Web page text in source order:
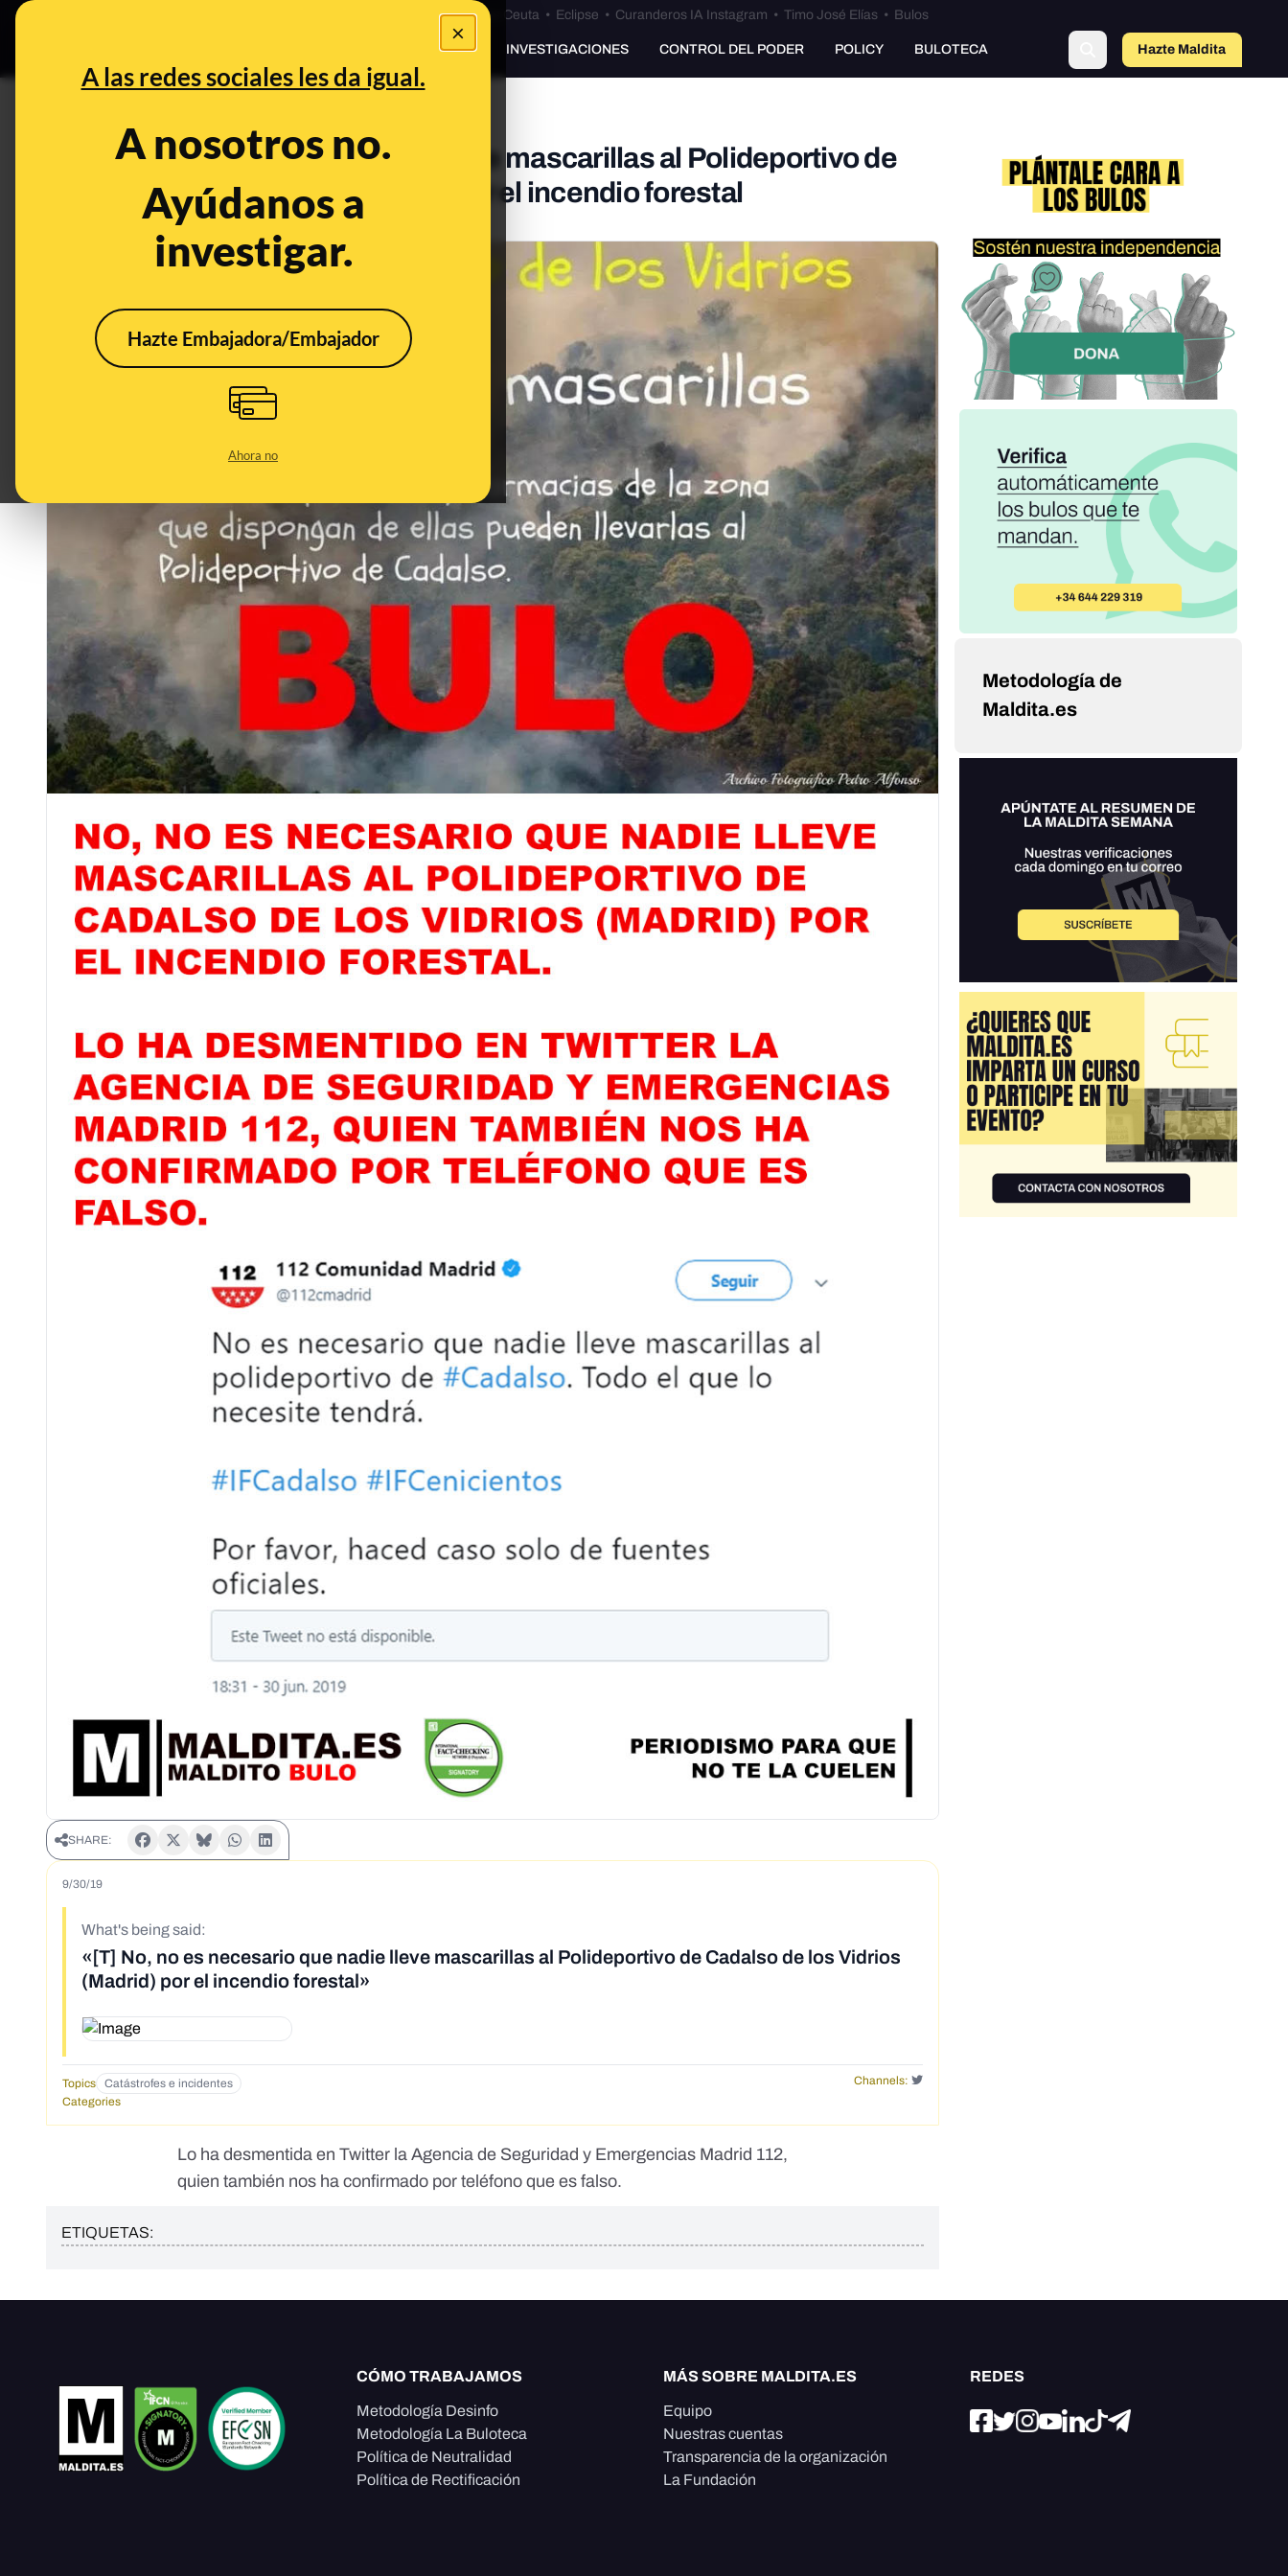
×
A las redes sociales les da igual.
A nosotros no.
Ayúdanos a
investigar.
Hazte Embajadora/Embajador
Ahora no
Especial Ceuta•Bulos Ceuta • Eclipse • Curanderos IA Instagram • Timo José Elías • Bulos
PREBUNKING INVESTIGACIONES CONTROL DEL PODER POLICY BULOTECA Hazte Maldito
a
No, no es necesario que nadie lleve mascarillas al Polideportivo de
Cadalso de los Vidrios (Madrid) por el incendio forestal
Jul 1, 2019, 12:59:00 PM
SHARE:
9/30/19
What's being said:
«[T] No, no es necesario que nadie lleve mascarillas al Polideportivo de Cadalso de los Vidrios
(Madrid) por el incendio forestal»
Topics Catástrofes e incidentes
Channels:
Categories
Lo ha desmentida en Twitter la Agencia de Seguridad y Emergencias Madrid 112,
quien también nos ha confirmado por teléfono que es falso.
ETIQUETAS:
Metodología de
Maldita.es
CÓMO TRABAJAMOS
Metodología Desinfo
Metodología La Buloteca
Política de Neutralidad
Política de Rectificación
MÁS SOBRE MALDITA.ES
Equipo
Nuestras cuentas
Transparencia de la organización
La Fundación
REDES